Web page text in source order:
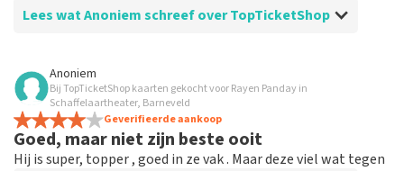
Lees wat Anoniem schreef over TopTicketShop
Beoordeling van Anoniem over
Eenvoudig bestel site
Tickets eenvoudig te bestellen als een voorstelling is
uitverkocht
Anoniem
Bij TopTicketShop kaarten gekocht voor Rayen Panday in
Schaffelaartheater, Barneveld
Geverifieerde aankoop
Goed, maar niet zijn beste ooit
Hij is super, topper , goed in ze vak . Maar deze viel wat tegen